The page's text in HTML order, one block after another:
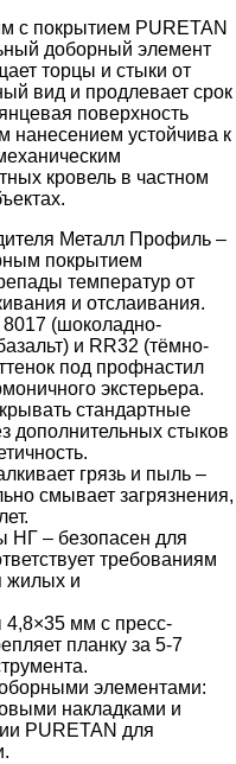
с покрытием PURETAN
доборный элемент
торцы и стыки от
вид и продлевает срок
поверхность
нанесением устойчива к
кровель в частном
Металл Профиль –
покрытием
температур от
и отслаивания.
(шоколадно-
и RR32 (тёмно-
под профнастил
экстерьера.
стандартные
дополнительных стыков
грязь и пыль –
смывает загрязнения,
НГ – безопасен для
требованиям
жилых и
мм с пресс-
планку за 5-7
элементами:
накладками и
PURETAN для